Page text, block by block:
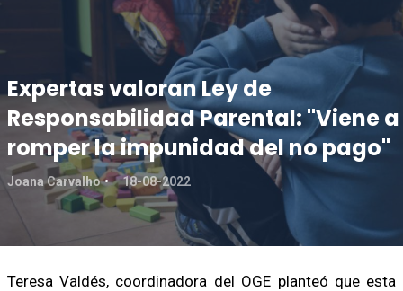
Expertas valoran Ley de
Responsabilidad Parental: "Viene a
romper la impunidad del no pago"
Joana Carvalho 18-08-2022
Teresa Valdés, coordinadora del OGE planteó que esta